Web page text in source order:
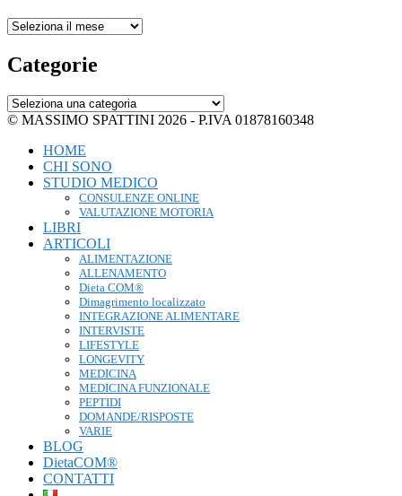
Archivi
Categorie
Categorie
© MASSIMO SPATTINI 2026 - P.IVA 01878160348
HOME
CHI SONO
STUDIO MEDICO
CONSULENZE ONLINE
VALUTAZIONE MOTORIA
LIBRI
ARTICOLI
ALIMENTAZIONE
ALLENAMENTO
Dieta COM®
Dimagrimento localizzato
INTEGRAZIONE ALIMENTARE
INTERVISTE
LIFESTYLE
LONGEVITY
MEDICINA
MEDICINA FUNZIONALE
PEPTIDI
DOMANDE/RISPOSTE
VARIE
BLOG
DietaCOM®
CONTATTI